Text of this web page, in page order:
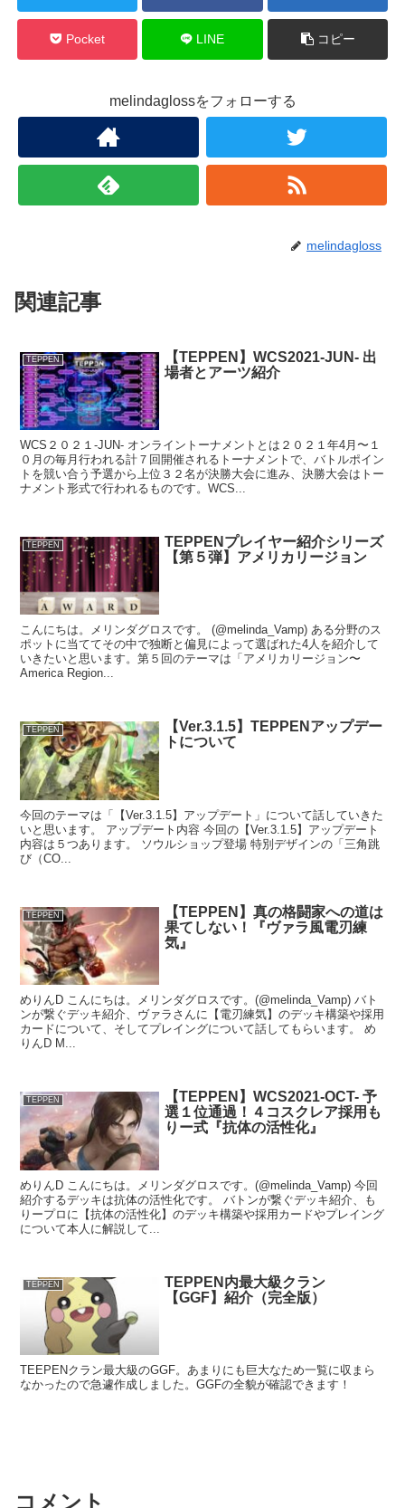
Pocket LINE コピー
melindaglossをフォローする
melindagloss
関連記事
TEPPEN
【TEPPEN】WCS2021-JUN- 出
場者とアーツ紹介
WCS２０２１-JUN- オンライントーナメントとは２０２１年4月〜１
０月の毎月行われる計７回開催されるトーナメントで、バトルポイン
トを競い合う予選から上位３２名が決勝大会に進み、決勝大会はトー
ナメント形式で行われるものです。WCS...
TEPPEN
TEPPENプレイヤー紹介シリーズ
【第５弾】アメリカリージョン
こんにちは。メリンダグロスです。 (@melinda_Vamp) ある分野のス
ポットに当ててその中で独断と偏見によって選ばれた4人を紹介して
いきたいと思います。第５回のテーマは「アメリカリージョン〜
America Region...
TEPPEN
【Ver.3.1.5】TEPPENアップデー
トについて
今回のテーマは「【Ver.3.1.5】アップデート」について話していきた
いと思います。 アップデート内容 今回の【Ver.3.1.5】アップデート
内容は５つあります。 ソウルショップ登場 特別デザインの「三角跳
び（CO...
TEPPEN
【TEPPEN】真の格闘家への道は
果てしない！『ヴァラ風電刃練
気』
めりんD こんにちは。メリンダグロスです。(@melinda_Vamp) バト
ンが繋ぐデッキ紹介、ヴァラさんに【電刃練気】のデッキ構築や採用
カードについて、そしてプレイングについて話してもらいます。 め
りんD M...
TEPPEN
【TEPPEN】WCS2021-OCT- 予
選１位通過！４コスクレア採用も
りー式『抗体の活性化』
めりんD こんにちは。メリンダグロスです。(@melinda_Vamp) 今回
紹介するデッキは抗体の活性化です。 バトンが繋ぐデッキ紹介、も
りープロに【抗体の活性化】のデッキ構築や採用カードやプレイング
について本人に解説して...
TEPPEN
TEPPEN内最大級クラン
【GGF】紹介（完全版）
TEEPENクラン最大級のGGF。あまりにも巨大なため一覧に収まら
なかったので急遽作成しました。GGFの全貌が確認できます！
コメント